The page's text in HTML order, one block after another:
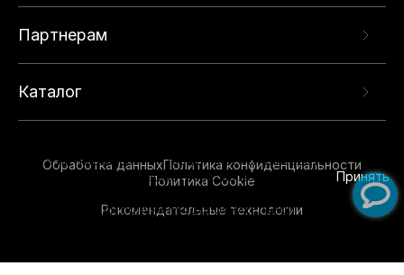
Партнерам
Каталог
Обработка данныхПолитика конфиденциальности
Политика Cookie
Рекомендательные технологии
опыта на нашем сайте. Продолжая использовать
данный сайт, вы соглашаетесь с использованием
технологий. Для получения дополнительной
Принять